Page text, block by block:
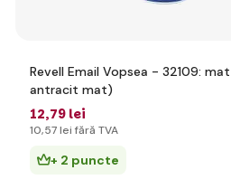
Revell Email Vopsea - 32109:
antracit mat)
12,79 lei
10,57 lei fără TVA
+ 2 puncte